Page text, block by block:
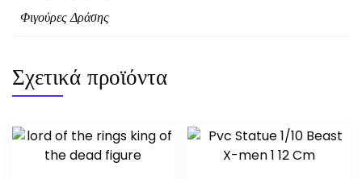
Φιγούρες Δράσης
Σχετικά προϊόντα